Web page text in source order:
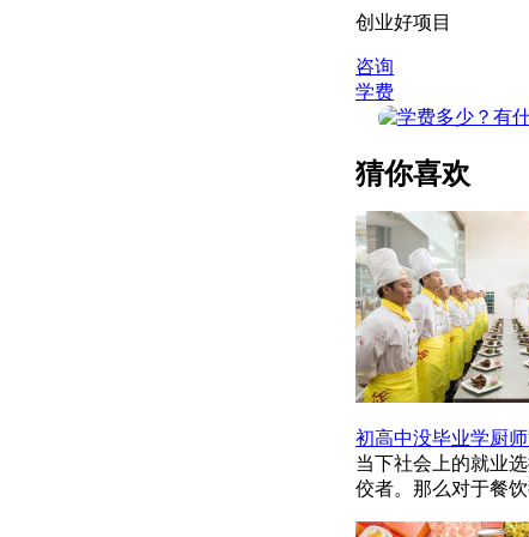
创业好项目
咨询
学费
猜你喜欢
初高中没毕业学厨
当下社会上的就业
佼者。那么对于餐